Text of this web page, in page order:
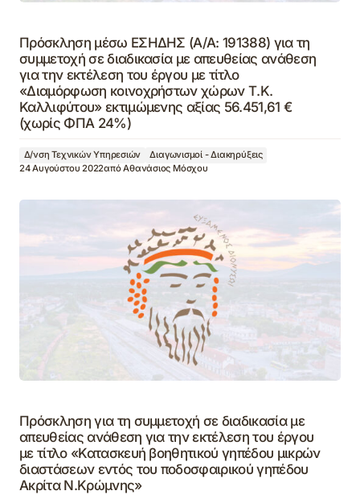
Πρόσκληση μέσω ΕΣΗΔΗΣ (Α/Α: 191388) για τη
συμμετοχή σε διαδικασία με απευθείας ανάθεση
για την εκτέλεση του έργου με τίτλο
«Διαμόρφωση κοινοχρήστων χώρων Τ.Κ.
Καλλιφύτου» εκτιμώμενης αξίας 56.451,61 €
(χωρίς ΦΠΑ 24%)
Δ/νση Τεχνικών Υπηρεσιών
Διαγωνισμοί - Διακηρύξεις
24 Αυγούστου 2022απόΑθανάσιος Μόσχου
Πρόσκληση για τη συμμετοχή σε διαδικασία με
απευθείας ανάθεση για την εκτέλεση του έργου
με τίτλο «Κατασκευή βοηθητικού γηπέδου μικρών
διαστάσεων εντός του ποδοσφαιρικού γηπέδου
Ακρίτα Ν.Κρώμνης»